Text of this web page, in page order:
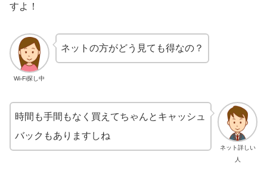
すよ！
Wi-Fi探し中
ネットの方がどう見ても得なの？
ネット詳しい
人
時間も手間もなく買えてちゃんとキャッシュ
バックもありますしね